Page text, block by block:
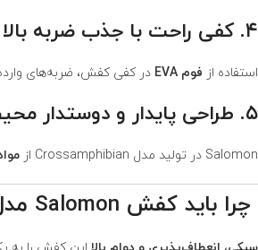
۴. کفی راحت با جذب ضربه بالا
استفاده از فوم EVA در کفی کفش، ضربه‌های
۵. طراحی پایدار و دوستدار محیط زیست
Salomon در تولید مدل Crossamphibian از
چرا باید کفش Salomon مدل Crossamphibian